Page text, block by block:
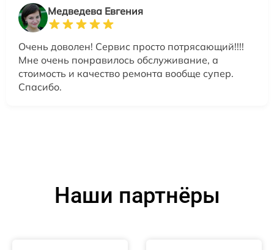
Медведева Евгения
Очень доволен! Сервис просто потрясающий!!!!
Мне очень понравилось обслуживание, а
стоимость и качество ремонта вообще супер.
Спасибо.
Наши партнёры